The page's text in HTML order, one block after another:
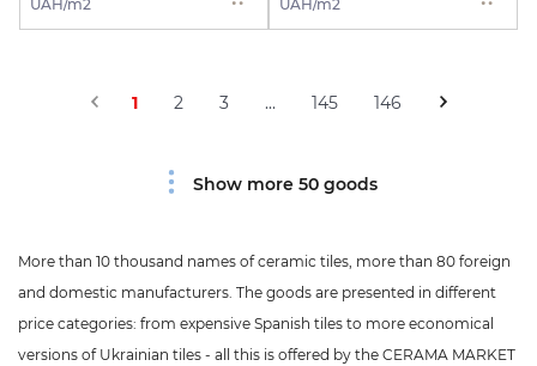
UAH/m2 UAH/m2
1 2 3 ... 145 146
Show more 50 goods
More than 10 thousand names of ceramic tiles, more than 80 foreign
and domestic manufacturers. The goods are presented in different
price categories: from expensive Spanish tiles to more economical
versions of Ukrainian tiles - all this is offered by the CERAMA MARKET